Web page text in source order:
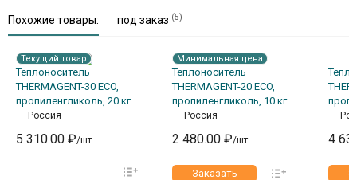
Похожие товары: под заказ (5)
Текущий товар
Теплоноситель
THERMAGENT-30 ECO,
пропиленгликоль, 20 кг
Минимальная цена
Теплоноситель
THERMAGENT-20 ECO,
пропиленгликоль, 10 кг
Россия
5 310.00 ₽/шт
Россия
2 480.00 ₽/шт 4
Заказать